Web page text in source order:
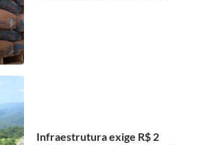
Infraestrutura exige R$ 2